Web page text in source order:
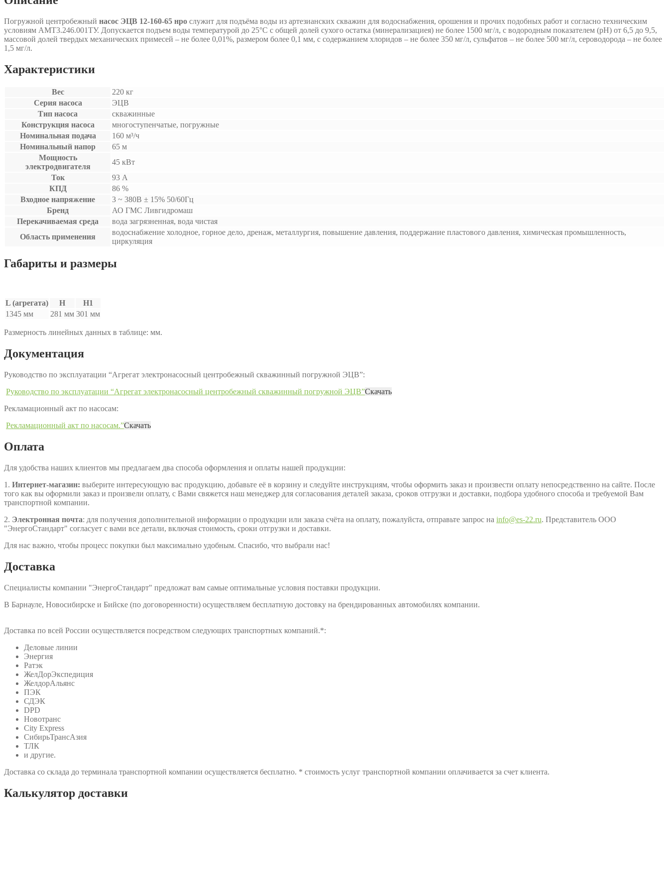
Погружной центробежный насос ЭЦВ 12-160-65 нро служит для подъёма воды из артезианских скважин для водоснабжения, орошения и прочих подобных работ и согласно техническим
условиям АМТ3.246.001ТУ. Допускается подъем воды температурой до 25°С с общей долей сухого остатка (минерализациея) не более 1500 мг/л, с водородным показателем (рН) от 6,5 до 9,5,
массовой долей твердых механических примесей – не более 0,01%, размером более 0,1 мм, с содержанием хлоридов – не более 350 мг/л, сульфатов – не более 500 мг/л, сероводорода – не более
1,5 мг/л.
Характеристики
Вес
220 кг
Серия насоса
ЭЦВ
Тип насоса
скважинные
Конструкция насоса
многоступенчатые, погружные
Номинальная подача
160 м³/ч
Номинальный напор
65 м
Мощность
электродвигателя
45 кВт
Ток
93 А
КПД
86 %
Входное напряжение
3 ~ 380B ± 15% 50/60Гц
Бренд
АО ГМС Ливгидромаш
Перекачиваемая среда
вода загрязненная, вода чистая
Область применения
водоснабжение холодное, горное дело, дренаж, металлургия, повышение давления, поддержание пластового давления, химическая промышленность,
циркуляция
Габариты и размеры
L (агрегата) H
H1
1345 мм
281 мм 301 мм
Размерность линейных данных в таблице: мм.
Документация
Руководство по эксплуатации “Агрегат электронасосный центробежный скважинный погружной ЭЦВ”:
Руководство по эксплуатации “Агрегат электронасосный центробежный скважинный погружной ЭЦВ”Скачать
Рекламационный акт по насосам:
Рекламационный акт по насосам.”Скачать
Оплата
Для удобства наших клиентов мы предлагаем два способа оформления и оплаты нашей продукции:
1. Интернет-магазин: выберите интересующую вас продукцию, добавьте её в корзину и следуйте инструкциям, чтобы оформить заказ и произвести оплату непосредственно на сайте. После
того как вы оформили заказ и произвели оплату, с Вами свяжется наш менеджер для согласования деталей заказа, сроков отгрузки и доставки, подбора удобного способа и требуемой Вам
транспортной компании.
2. Электронная почта: для получения дополнительной информации о продукции или заказа счёта на оплату, пожалуйста, отправьте запрос на info@es-22.ru. Представитель ООО
"ЭнергоСтандарт" согласует с вами все детали, включая стоимость, сроки отгрузки и доставки.
Для нас важно, чтобы процесс покупки был максимально удобным. Спасибо, что выбрали нас!
Доставка
Специалисты компании "ЭнергоСтандарт" предложат вам самые оптимальные условия поставки продукции.
В Барнауле, Новосибирске и Бийске (по договоренности) осуществляем бесплатную достовку на брендированных автомобилях компании.
Доставка по всей России осуществляется посредством следующих транспортных компаний.*:
Деловые линии
Энергия
Ратэк
ЖелДорЭкспедиция
ЖелдорАльянс
ПЭК
СДЭК
DPD
Новотранс
City Express
СибирьТрансАзия
ТЛК
и другие.
Доставка со склада до терминала транспортной компании осуществляется бесплатно. * стоимость услуг транспортной компании оплачивается за счет клиента.
Калькулятор доставки